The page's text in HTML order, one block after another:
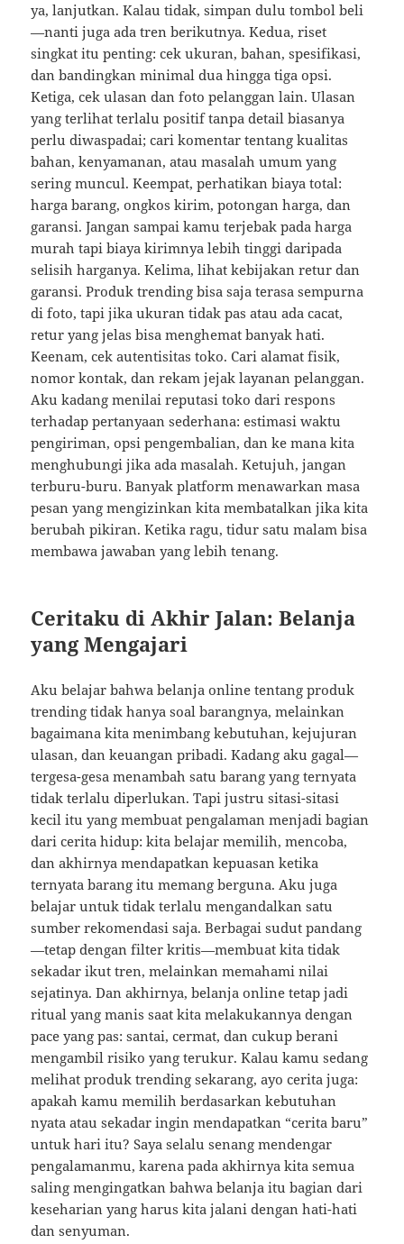
ya, lanjutkan. Kalau tidak, simpan dulu tombol beli
—nanti juga ada tren berikutnya. Kedua, riset
singkat itu penting: cek ukuran, bahan, spesifikasi,
dan bandingkan minimal dua hingga tiga opsi.
Ketiga, cek ulasan dan foto pelanggan lain. Ulasan
yang terlihat terlalu positif tanpa detail biasanya
perlu diwaspadai; cari komentar tentang kualitas
bahan, kenyamanan, atau masalah umum yang
sering muncul. Keempat, perhatikan biaya total:
harga barang, ongkos kirim, potongan harga, dan
garansi. Jangan sampai kamu terjebak pada harga
murah tapi biaya kirimnya lebih tinggi daripada
selisih harganya. Kelima, lihat kebijakan retur dan
garansi. Produk trending bisa saja terasa sempurna
di foto, tapi jika ukuran tidak pas atau ada cacat,
retur yang jelas bisa menghemat banyak hati.
Keenam, cek autentisitas toko. Cari alamat fisik,
nomor kontak, dan rekam jejak layanan pelanggan.
Aku kadang menilai reputasi toko dari respons
terhadap pertanyaan sederhana: estimasi waktu
pengiriman, opsi pengembalian, dan ke mana kita
menghubungi jika ada masalah. Ketujuh, jangan
terburu-buru. Banyak platform menawarkan masa
pesan yang mengizinkan kita membatalkan jika kita
berubah pikiran. Ketika ragu, tidur satu malam bisa
membawa jawaban yang lebih tenang.
Ceritaku di Akhir Jalan: Belanja
yang Mengajari
Aku belajar bahwa belanja online tentang produk
trending tidak hanya soal barangnya, melainkan
bagaimana kita menimbang kebutuhan, kejujuran
ulasan, dan keuangan pribadi. Kadang aku gagal—
tergesa-gesa menambah satu barang yang ternyata
tidak terlalu diperlukan. Tapi justru sitasi-sitasi
kecil itu yang membuat pengalaman menjadi bagian
dari cerita hidup: kita belajar memilih, mencoba,
dan akhirnya mendapatkan kepuasan ketika
ternyata barang itu memang berguna. Aku juga
belajar untuk tidak terlalu mengandalkan satu
sumber rekomendasi saja. Berbagai sudut pandang
—tetap dengan filter kritis—membuat kita tidak
sekadar ikut tren, melainkan memahami nilai
sejatinya. Dan akhirnya, belanja online tetap jadi
ritual yang manis saat kita melakukannya dengan
pace yang pas: santai, cermat, dan cukup berani
mengambil risiko yang terukur. Kalau kamu sedang
melihat produk trending sekarang, ayo cerita juga:
apakah kamu memilih berdasarkan kebutuhan
nyata atau sekadar ingin mendapatkan “cerita baru”
untuk hari itu? Saya selalu senang mendengar
pengalamanmu, karena pada akhirnya kita semua
saling mengingatkan bahwa belanja itu bagian dari
keseharian yang harus kita jalani dengan hati-hati
dan senyuman.